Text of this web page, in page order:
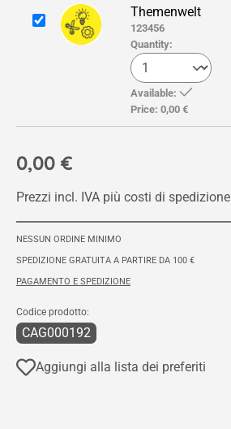
0,00 €
Prezzi incl. IVA più costi di spedizione
Themenwelt
123456
Quantity:
Available:
Price: 0,00 €
NESSUN ORDINE MINIMO
SPEDIZIONE GRATUITA A PARTIRE DA 100 €
PAGAMENTO E SPEDIZIONE
Codice prodotto:
CAG000192
Aggiungi alla lista dei preferiti